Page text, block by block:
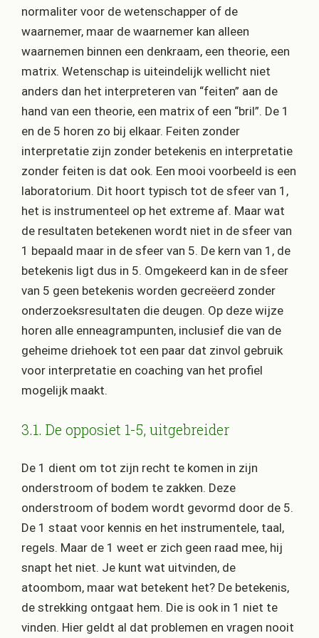
normaliter voor de wetenschapper of de
waarnemer, maar de waarnemer kan alleen
waarnemen binnen een denkraam, een theorie, een
matrix. Wetenschap is uiteindelijk wellicht niet
anders dan het interpreteren van “feiten” aan de
hand van een theorie, een matrix of een “bril”. De 1
en de 5 horen zo bij elkaar. Feiten zonder
interpretatie zijn zonder betekenis en interpretatie
zonder feiten is dat ook. Een mooi voorbeeld is een
laboratorium. Dit hoort typisch tot de sfeer van 1,
het is instrumenteel op het extreme af. Maar wat
de resultaten betekenen wordt niet in de sfeer van
1 bepaald maar in de sfeer van 5. De kern van 1, de
betekenis ligt dus in 5. Omgekeerd kan in de sfeer
van 5 geen betekenis worden gecreëerd zonder
onderzoeksresultaten die deugen. Op deze wijze
horen alle enneagrampunten, inclusief die van de
geheime driehoek tot een paar dat zinvol gebruik
voor interpretatie en coaching van het profiel
mogelijk maakt.
3.1. De opposiet 1-5, uitgebreider
De 1 dient om tot zijn recht te komen in zijn
onderstroom of bodem te zakken. Deze
onderstroom of bodem wordt gevormd door de 5.
De 1 staat voor kennis en het instrumentele, taal,
regels. Maar de 1 weet er zich geen raad mee, hij
snapt het niet. Je kunt wat uitvinden, de
atoombom, maar wat betekent het? De betekenis,
de strekking ontgaat hem. Die is ook in 1 niet te
vinden. Hier geldt al dat problemen en vragen nooit